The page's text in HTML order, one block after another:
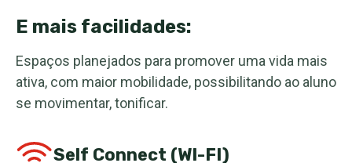
E mais facilidades:
Espaços planejados para promover uma vida mais
ativa, com maior mobilidade, possibilitando ao aluno
se movimentar, tonificar.
Self Connect (WI-FI)